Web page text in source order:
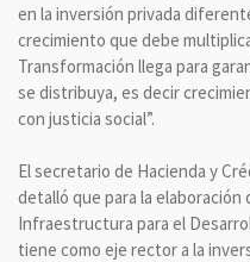
en la inversión privada
crecimiento que debe
Transformación llega para
se distribuya, es decir
con justicia social”.
El secretario de Hacienda y
detalló que para la elaboración
Infraestructura para el
tiene como eje rector a la